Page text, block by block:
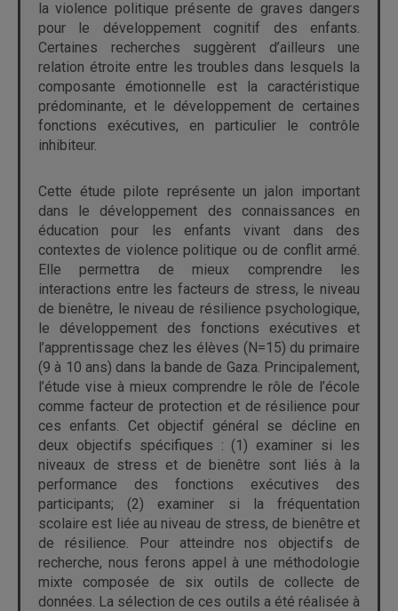
la violence politique présente de graves dangers
pour le développement cognitif des enfants.
Certaines recherches suggèrent d’ailleurs une
relation étroite entre les troubles dans lesquels la
composante émotionnelle est la caractéristique
prédominante, et le développement de certaines
fonctions exécutives, en particulier le contrôle
inhibiteur.
Cette étude pilote représente un jalon important
dans le développement des connaissances en
éducation pour les enfants vivant dans des
contextes de violence politique ou de conflit armé.
Elle permettra de mieux comprendre les
interactions entre les facteurs de stress, le niveau
de bienêtre, le niveau de résilience psychologique,
le développement des fonctions exécutives et
l’apprentissage chez les élèves (N=15) du primaire
(9 à 10 ans) dans la bande de Gaza. Principalement,
l’étude vise à mieux comprendre le rôle de l’école
comme facteur de protection et de résilience pour
ces enfants. Cet objectif général se décline en
deux objectifs spécifiques : (1) examiner si les
niveaux de stress et de bienêtre sont liés à la
performance des fonctions exécutives des
participants; (2) examiner si la fréquentation
scolaire est liée au niveau de stress, de bienêtre et
de résilience. Pour atteindre nos objectifs de
recherche, nous ferons appel à une méthodologie
mixte composée de six outils de collecte de
données. La sélection de ces outils a été réalisée à